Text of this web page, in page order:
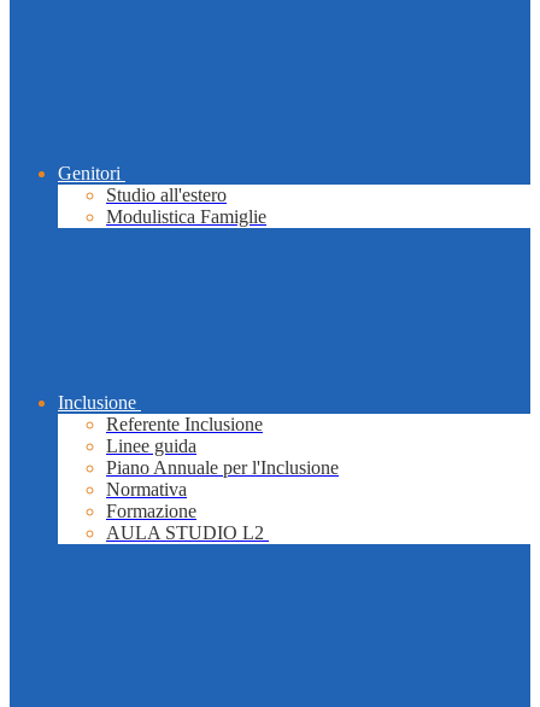
Genitori
Studio all'estero
Modulistica Famiglie
Inclusione
Referente Inclusione
Linee guida
Piano Annuale per l'Inclusione
Normativa
Formazione
AULA STUDIO L2